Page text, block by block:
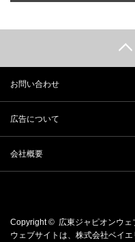
お問い合わせ
広告について
会社概要
Copyright © 広東ジャピオンウェ
ウェブサイトは、 株式会社ベイエ